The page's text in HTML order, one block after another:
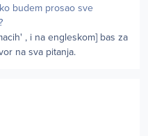
budem prosao sve
, i na engleskom] bas za
na sva pitanja.